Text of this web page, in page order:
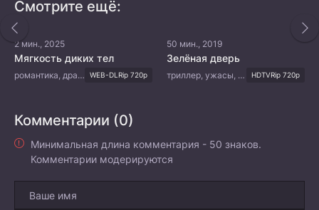
Смотрите ещё:
2 мин., 2025
Мягкость диких тел
романтика, драма WEB-DLRip 720p
50 мин., 2019
Зелёная дверь
триллер, ужасы, романтика, сверхъестественное HDTVRip 720p
Комментарии (0)
Минимальная длина комментария - 50 знаков.
Комментарии модерируются